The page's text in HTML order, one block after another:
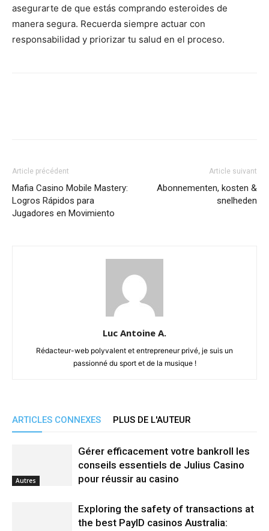
asegurarte de que estás comprando esteroides de
manera segura. Recuerda siempre actuar con
responsabilidad y priorizar tu salud en el proceso.
Article précédent
Mafia Casino Mobile Mastery:
Logros Rápidos para
Jugadores en Movimiento
Article suivant
Abonnementen, kosten &
snelheden
Luc Antoine A.
Rédacteur-web polyvalent et entrepreneur privé, je suis un
passionné du sport et de la musique !
ARTICLES CONNEXES PLUS DE L'AUTEUR
Autres
Gérer efficacement votre bankroll les
conseils essentiels de Julius Casino
pour réussir au casino
Exploring the safety of transactions at
the best PayID casinos Australia: